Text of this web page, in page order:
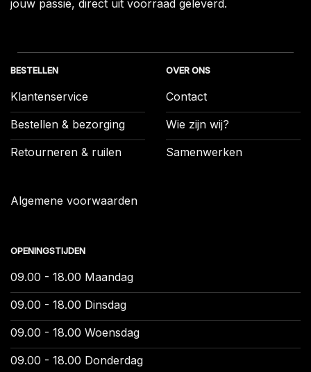
jouw passie, direct uit voorraad geleverd.
BESTELLEN
Klantenservice
Bestellen & bezorging
Retourneren & ruilen
Algemene voorwaarden
OVER ONS
Contact
Wie zijn wij?
Samenwerken
OPENINGSTIJDEN
09.00 - 18.00 Maandag
09.00 - 18.00 Dinsdag
09.00 - 18.00 Woensdag
09.00 - 18.00 Donderdag